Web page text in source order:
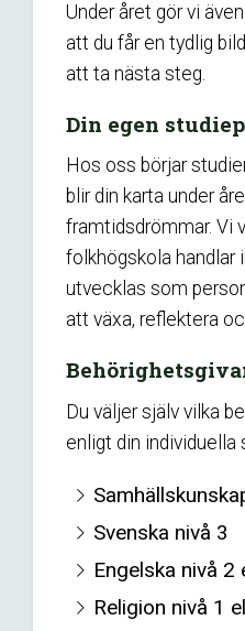
Under året gör vi
att du får en tydlig
att ta nästa steg.
Din egen
Hos oss börjar
blir din karta under
framtidsdrömmar. Vi
folkhögskola handlar
utvecklas som
att växa, reflektera
Du väljer själv vilka
enligt din individuella
Svenska nivå 3
Engelska nivå 2
Religion nivå 1